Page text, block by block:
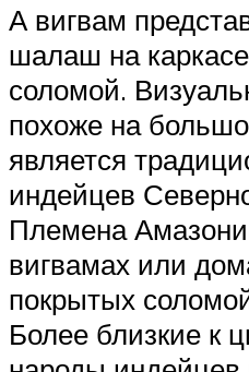
А вигвам
шалаш на
соломой.
похоже на
является
индейцев
Племена
вигвамах или
покрытых
Более близкие к